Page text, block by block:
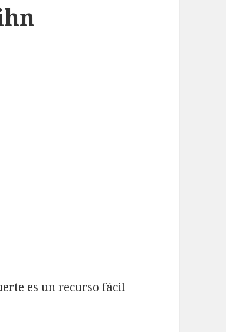
es un recurso fácil